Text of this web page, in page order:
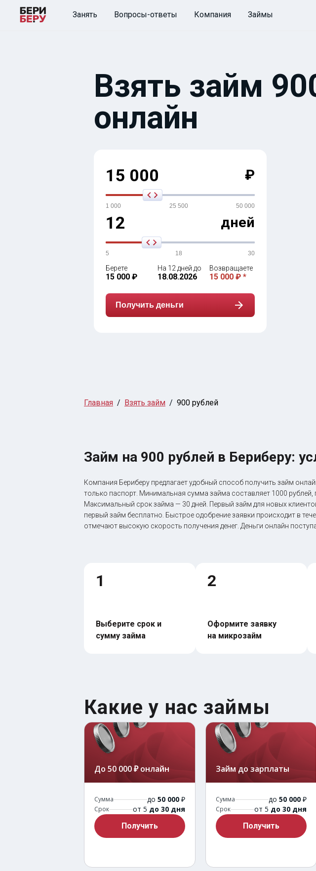
Занять Вопросы-ответы Компания Займы
Взять займ
онлайн
15 000 ₽
1 000 25 500 50 000
12 дней
5 18 30
Берете
15 000 ₽
На 12 дней до
18.08.2026
Возвращаете
15 000 ₽ *
Получить деньги
Главная Взять займ 900 рублей
Займ на 900 рублей в Бериберу:
Компания Бериберу предлагает удобный способ получить займ
только паспорт. Минимальная сумма займа составляет 1000
Максимальный срок займа — 30 дней. Первый займ для новых
первый займ бесплатно. Быстрое одобрение заявки происходит в
отмечают высокую скорость получения денег. Деньги онлайн
1
Выберите срок и
сумму займа
2
Оформите заявку
на микрозайм
Какие у нас займы
До 50 000 ₽ онлайн
Сумма до 50 000 ₽
Срок от 5 до 30 дня
Получить
Займ до зарплаты
Сумма до 50 000 ₽
Срок от 5 до 30 дня
Получить